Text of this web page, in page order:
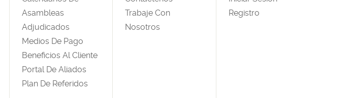
Asambleas
Adjudicados
Medios De Pago
Beneficios Al Cliente
Portal De Aliados
Plan De Referidos
Trabaje Con
Nosotros
Registro